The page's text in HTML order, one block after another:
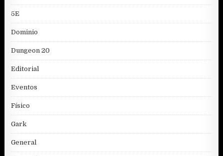
5E
Dominio
Dungeon 20
Editorial
Eventos
Físico
Gark
General